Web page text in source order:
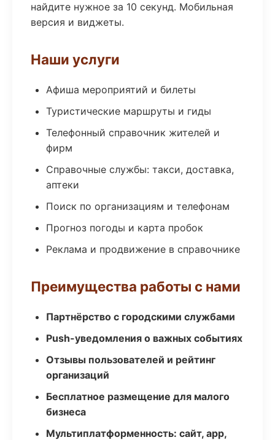
найдите нужное за 10 секунд. Мобильная
версия и виджеты.
Наши услуги
Афиша мероприятий и билеты
Туристические маршруты и гиды
Телефонный справочник жителей и
фирм
Справочные службы: такси, доставка,
аптеки
Поиск по организациям и телефонам
Прогноз погоды и карта пробок
Реклама и продвижение в справочнике
Преимущества работы с нами
Партнёрство с городскими службами
Push-уведомления о важных событиях
Отзывы пользователей и рейтинг
организаций
Бесплатное размещение для малого
бизнеса
Мультиплатформенность: сайт, app,